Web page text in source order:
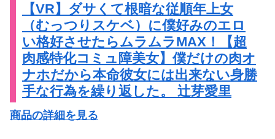
【VR】ダサくて根暗な従順年上女
（むっつりスケベ）に僕好みのエロ
い格好させたらムラムラMAX！【超
肉感特化コミュ障美女】僕だけの肉オ
ナホだから本命彼女には出来ない身勝
手な行為を繰り返した。 辻芽愛里
商品の詳細を見る